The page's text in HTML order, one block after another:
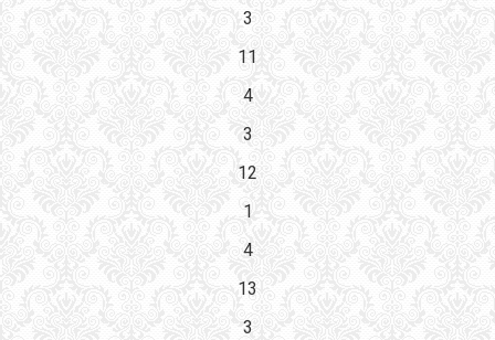
3
11
4
3
12
1
4
13
3